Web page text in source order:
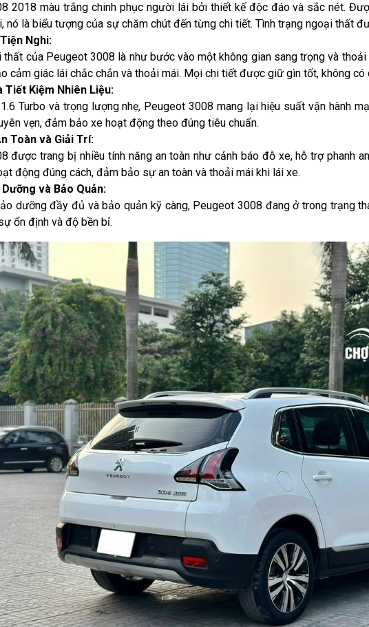
2018 màu trắng chinh phục người lái bởi thiết kế độc đáo và sắc nét.
nó là biểu tượng của sự chăm chút đến từng chi tiết. Tình trạng ngoại thất
Nghi:
thất của Peugeot 3008 là như bước vào một không gian sang trọng và
cảm giác lái chắc chắn và thoải mái. Mọi chi tiết được giữ gìn tốt, không có
Tiết Kiệm Nhiên Liệu:
Turbo và trọng lượng nhẹ, Peugeot 3008 mang lại hiệu suất vận hành
vẹn, đảm bảo xe hoạt động theo đúng tiêu chuẩn.
Toàn và Giải Trí:
được trang bị nhiều tính năng an toàn như cảnh báo đỗ xe, hỗ trợ phanh
động đúng cách, đảm bảo sự an toàn và thoải mái khi lái xe.
và Bảo Quản:
dưỡng đầy đủ và bảo quản kỹ càng, Peugeot 3008 đang ở trong trạng
ổn định và độ bền bỉ.